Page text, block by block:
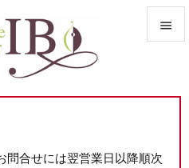


前へ
合せには翌営業日以降順次